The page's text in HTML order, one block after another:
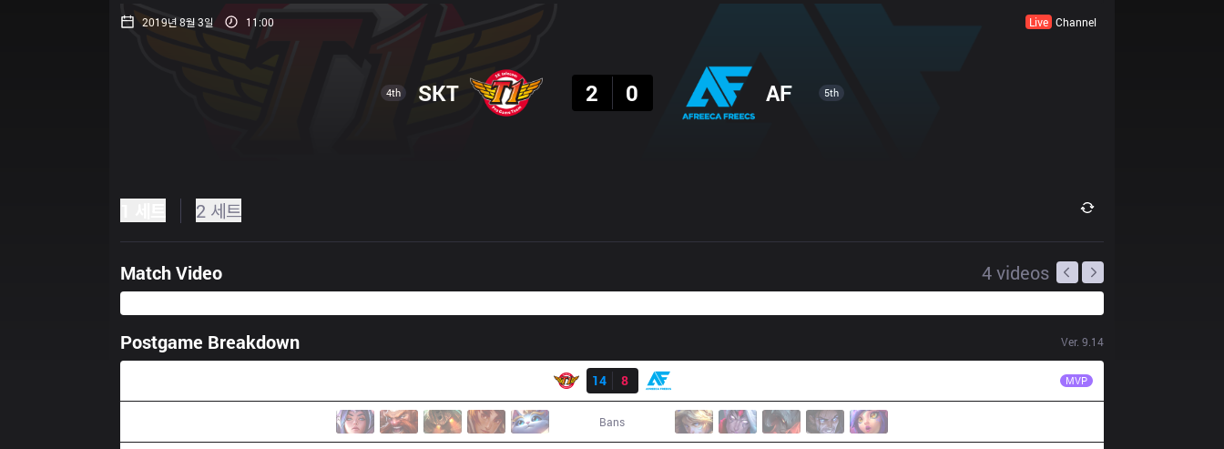
2019년 8월 3일 11:00 Live Channel
4th SKT
2
0 AF 5th
2 세트
Match Video 4videos
Postgame Breakdown Ver. 9.14
14
8 MVP
Bans